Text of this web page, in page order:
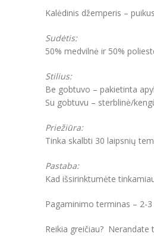
Kalėdinis džemperis –
Sudėtis:
50% medvilnė ir 50%
Stilius:
Be gobtuvo – pakietinta
Su gobtuvu – sterblinė/
Priežiūra:
Tinka skalbti 30 laipsnių
Pastaba:
Kad išsirinktumėte
Pagaminimo terminas – 2-3
Reikia greičiau? Nerandate